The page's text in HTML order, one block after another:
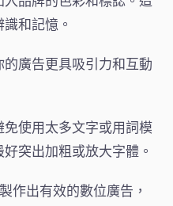
和記憶。
廣告更具吸引力和互動
使用太多文字或用詞模
突出加粗或放大字體。
作出有效的數位廣告，